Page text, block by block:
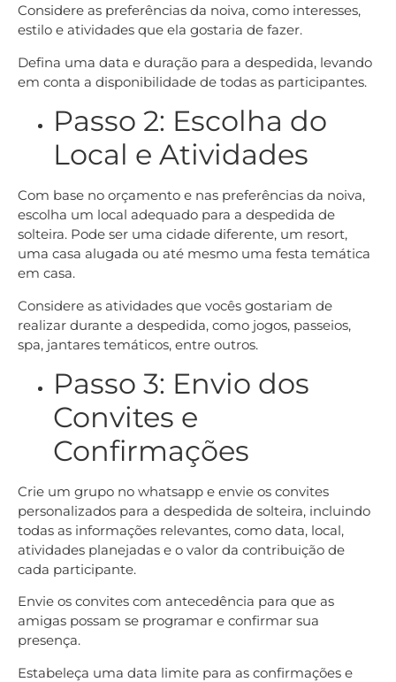
Considere as preferências da noiva, como interesses,
estilo e atividades que ela gostaria de fazer.
Defina uma data e duração para a despedida, levando
em conta a disponibilidade de todas as participantes.
Passo 2: Escolha do
Local e Atividades
Com base no orçamento e nas preferências da noiva,
escolha um local adequado para a despedida de
solteira. Pode ser uma cidade diferente, um resort,
uma casa alugada ou até mesmo uma festa temática
em casa.
Considere as atividades que vocês gostariam de
realizar durante a despedida, como jogos, passeios,
spa, jantares temáticos, entre outros.
Passo 3: Envio dos
Convites e
Confirmações
Crie um grupo no whatsapp e envie os convites
personalizados para a despedida de solteira, incluindo
todas as informações relevantes, como data, local,
atividades planejadas e o valor da contribuição de
cada participante.
Envie os convites com antecedência para que as
amigas possam se programar e confirmar sua
presença.
Estabeleça uma data limite para as confirmações e